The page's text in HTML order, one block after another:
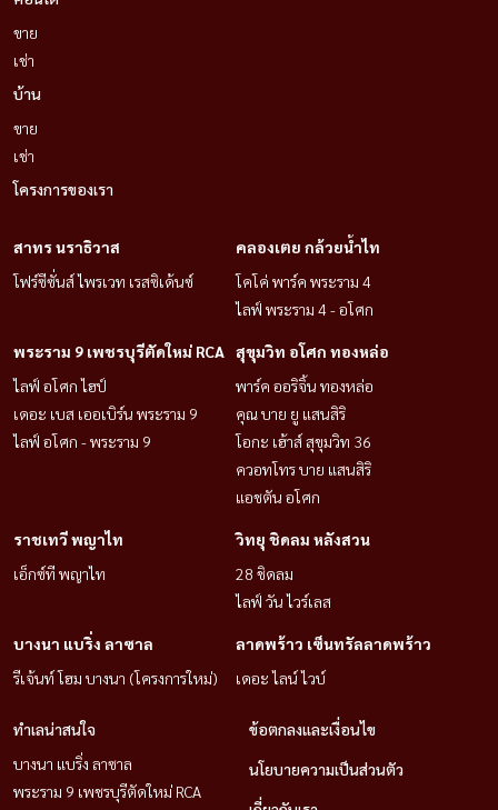
ขาย
เช่า
บ้าน
ขาย
เช่า
โครงการของเรา
สาทร นราธิวาส
โฟร์ซีซั่นส์ ไพรเวท เรสซิเด้นซ์
คลองเตย กล้วยน้ำไท
โคโค่ พาร์ค พระราม 4
ไลฟ์ พระราม 4 - อโศก
พระราม 9 เพชรบุรีตัดใหม่ RCA
ไลฟ์ อโศก ไฮป์
เดอะ เบส เออเบิร์น พระราม 9
ไลฟ์ อโศก - พระราม 9
สุขุมวิท อโศก ทองหล่อ
พาร์ค ออริจิ้น ทองหล่อ
คุณ บาย ยู แสนสิริ
โอกะ เฮ้าส์ สุขุมวิท 36
ควอทโทร บาย แสนสิริ
แอชตัน อโศก
ราชเทวี พญาไท
เอ็กซ์ที พญาไท
วิทยุ ชิดลม หลังสวน
28 ชิดลม
ไลฟ์ วัน ไวร์เลส
บางนา แบริ่ง ลาซาล
รีเจ้นท์ โฮม บางนา (โครงการใหม่)
ลาดพร้าว เซ็นทรัลลาดพร้าว
เดอะ ไลน์ ไวบ์
ทำเลน่าสนใจ
บางนา แบริ่ง ลาซาล
พระราม 9 เพชรบุรีตัดใหม่ RCA
ข้อตกลงและเงื่อนไข
นโยบายความเป็นส่วนตัว